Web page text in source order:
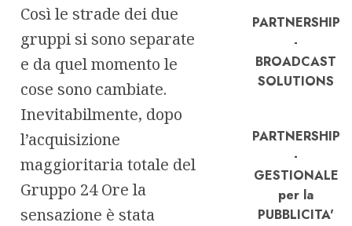
Così le strade dei due
gruppi si sono separate
e da quel momento le
cose sono cambiate.
Inevitabilmente, dopo
l’acquisizione
maggioritaria totale del
Gruppo 24 Ore la
sensazione è stata
PARTNERSHIP
-
BROADCAST
SOLUTIONS
PARTNERSHIP
-
GESTIONALE
per la
PUBBLICITA'